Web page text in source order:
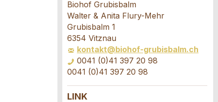
Biohof Grubisbalm
Walter & Anita Flury-Mehr
Grubisbalm 1
6354 Vitznau
kontakt@biohof-grubisbalm.ch
0041 (0)41 397 20 98
0041 (0)41 397 20 98
LINK